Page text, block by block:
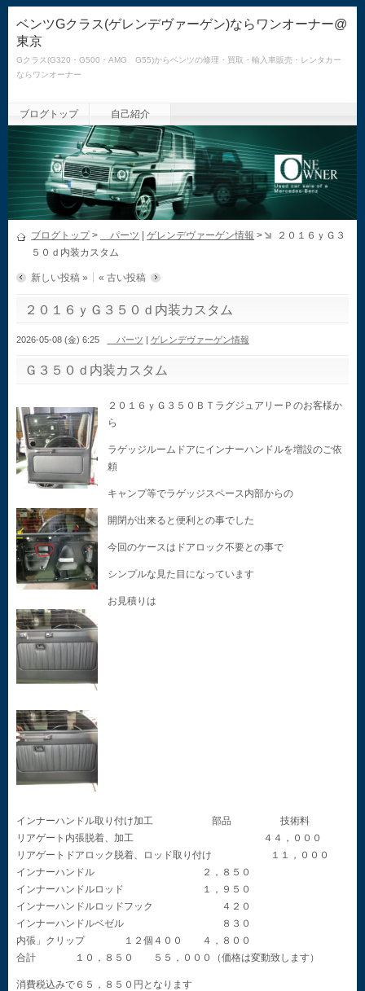
ベンツGクラス(ゲレンデヴァーゲン)ならワンオーナー@
東京
Gクラス(G320・G500・AMG G55)からベンツの修理・買取・輸入車販売・レンタカー
ならワンオーナー
ブログトップ 自己紹介
ブログトップ> パーツ ゲレンデヴァーゲン情報 >
２０１６ｙＧ３
５０ｄ内装カスタム
新しい投稿 » « 古い投稿
２０１６ｙＧ３５０ｄ内装カスタム
2026-05-08 (金) 6:25 パーツ | ゲレンデヴァーゲン情報
Ｇ３５０ｄ内装カスタム
２０１６ｙＧ３５０ＢＴラグジュアリーＰのお客様か
ら
ラゲッジルームドアにインナーハンドルを増設のご依
頼
キャンプ等でラゲッジスペース内部からの
開閉が出来ると便利との事でした
今回のケースはドアロック不要との事で
シンプルな見た目になっています
お見積りは
インナーハンドル取り付け加工 部品 技術料
リアゲート内張脱着、加工 ４４，０００
リアゲートドアロック脱着、ロッド取り付け １１，０００
インナーハンドル ２，８５０
インナーハンドルロッド １，９５０
インナーハンドルロッドフック ４２０
インナーハンドルベゼル ８３０
内張」クリップ １２個４００ ４，８００
合計 １０，８５０ ５５，０００（価格は変動致します）
消費税込みで６５，８５０円となります